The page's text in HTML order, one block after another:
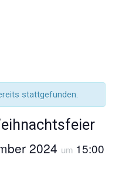
stattgefunden.
2024 um 15:00